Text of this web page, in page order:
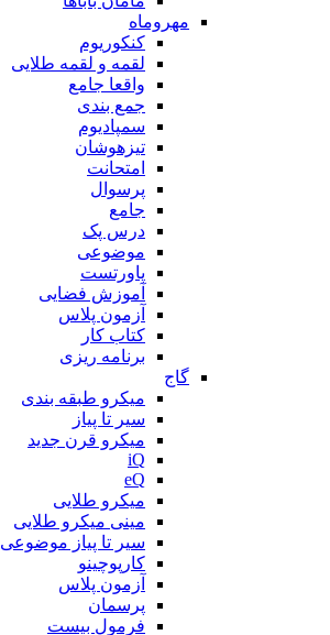
مهروماه
کنکوریوم
لقمه و لقمه طلایی
واقعا جامع
جمع بندی
سمپادیوم
تیزهوشان
امتحانت
پرسوال
جامع
درس پک
موضوعی
پاورتست
آموزش فضایی
آزمون پلاس
کتاب کار
برنامه ریزی
گاج
میکرو طبقه بندی
سیر تا پیاز
میکرو قرن جدید
iQ
eQ
میکرو طلایی
مینی میکرو طلایی
سیر تا پیاز موضوعی
کارپوچینو
آزمون پلاس
پرسمان
فرمول بیست